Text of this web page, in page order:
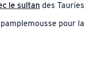
le sultan des Tauries
pour la